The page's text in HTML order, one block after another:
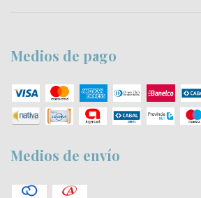
Medios de pago
Medios de envío